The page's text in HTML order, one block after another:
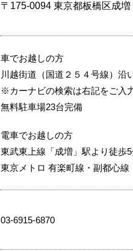
〒175-0094 東京都板橋区成増
車でお越しの方
川越街道（国道２５４号線）沿
※カーナビの検索は右記をご入
無料駐車場23台完備
電車でお越しの方
東武東上線「成増」駅より徒歩
東京メトロ 有楽町線・副都心
03-6915-6870